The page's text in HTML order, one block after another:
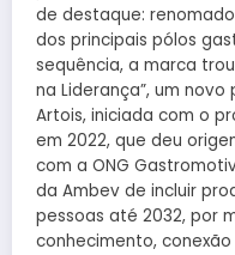
de destaque:
dos principais pólos
sequência, a marca
na Liderança”, um
Artois, iniciada com o
em 2022, que deu
com a ONG
da Ambev de incluir
pessoas até 2032, por
conhecimento, conexão